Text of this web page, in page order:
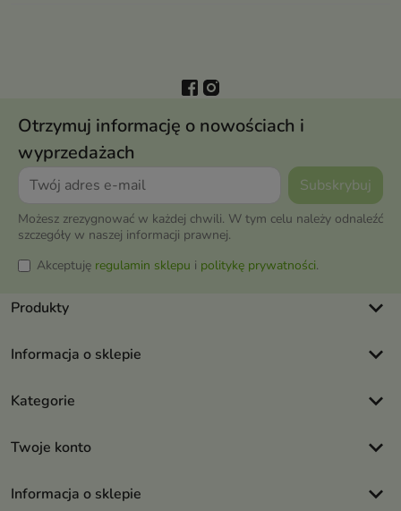
Otrzymuj informację o nowościach i
wyprzedażach
Możesz zrezygnować w każdej chwili. W tym celu należy odnaleźć
szczegóły w naszej informacji prawnej.
Akceptuję regulamin sklepu i politykę prywatności.
Produkty keyboard_arrow_down
Informacja o sklepie keyboard_arrow_down
Kategorie keyboard_arrow_down
Twoje konto keyboard_arrow_down
Informacja o sklepie keyboard_arrow_down